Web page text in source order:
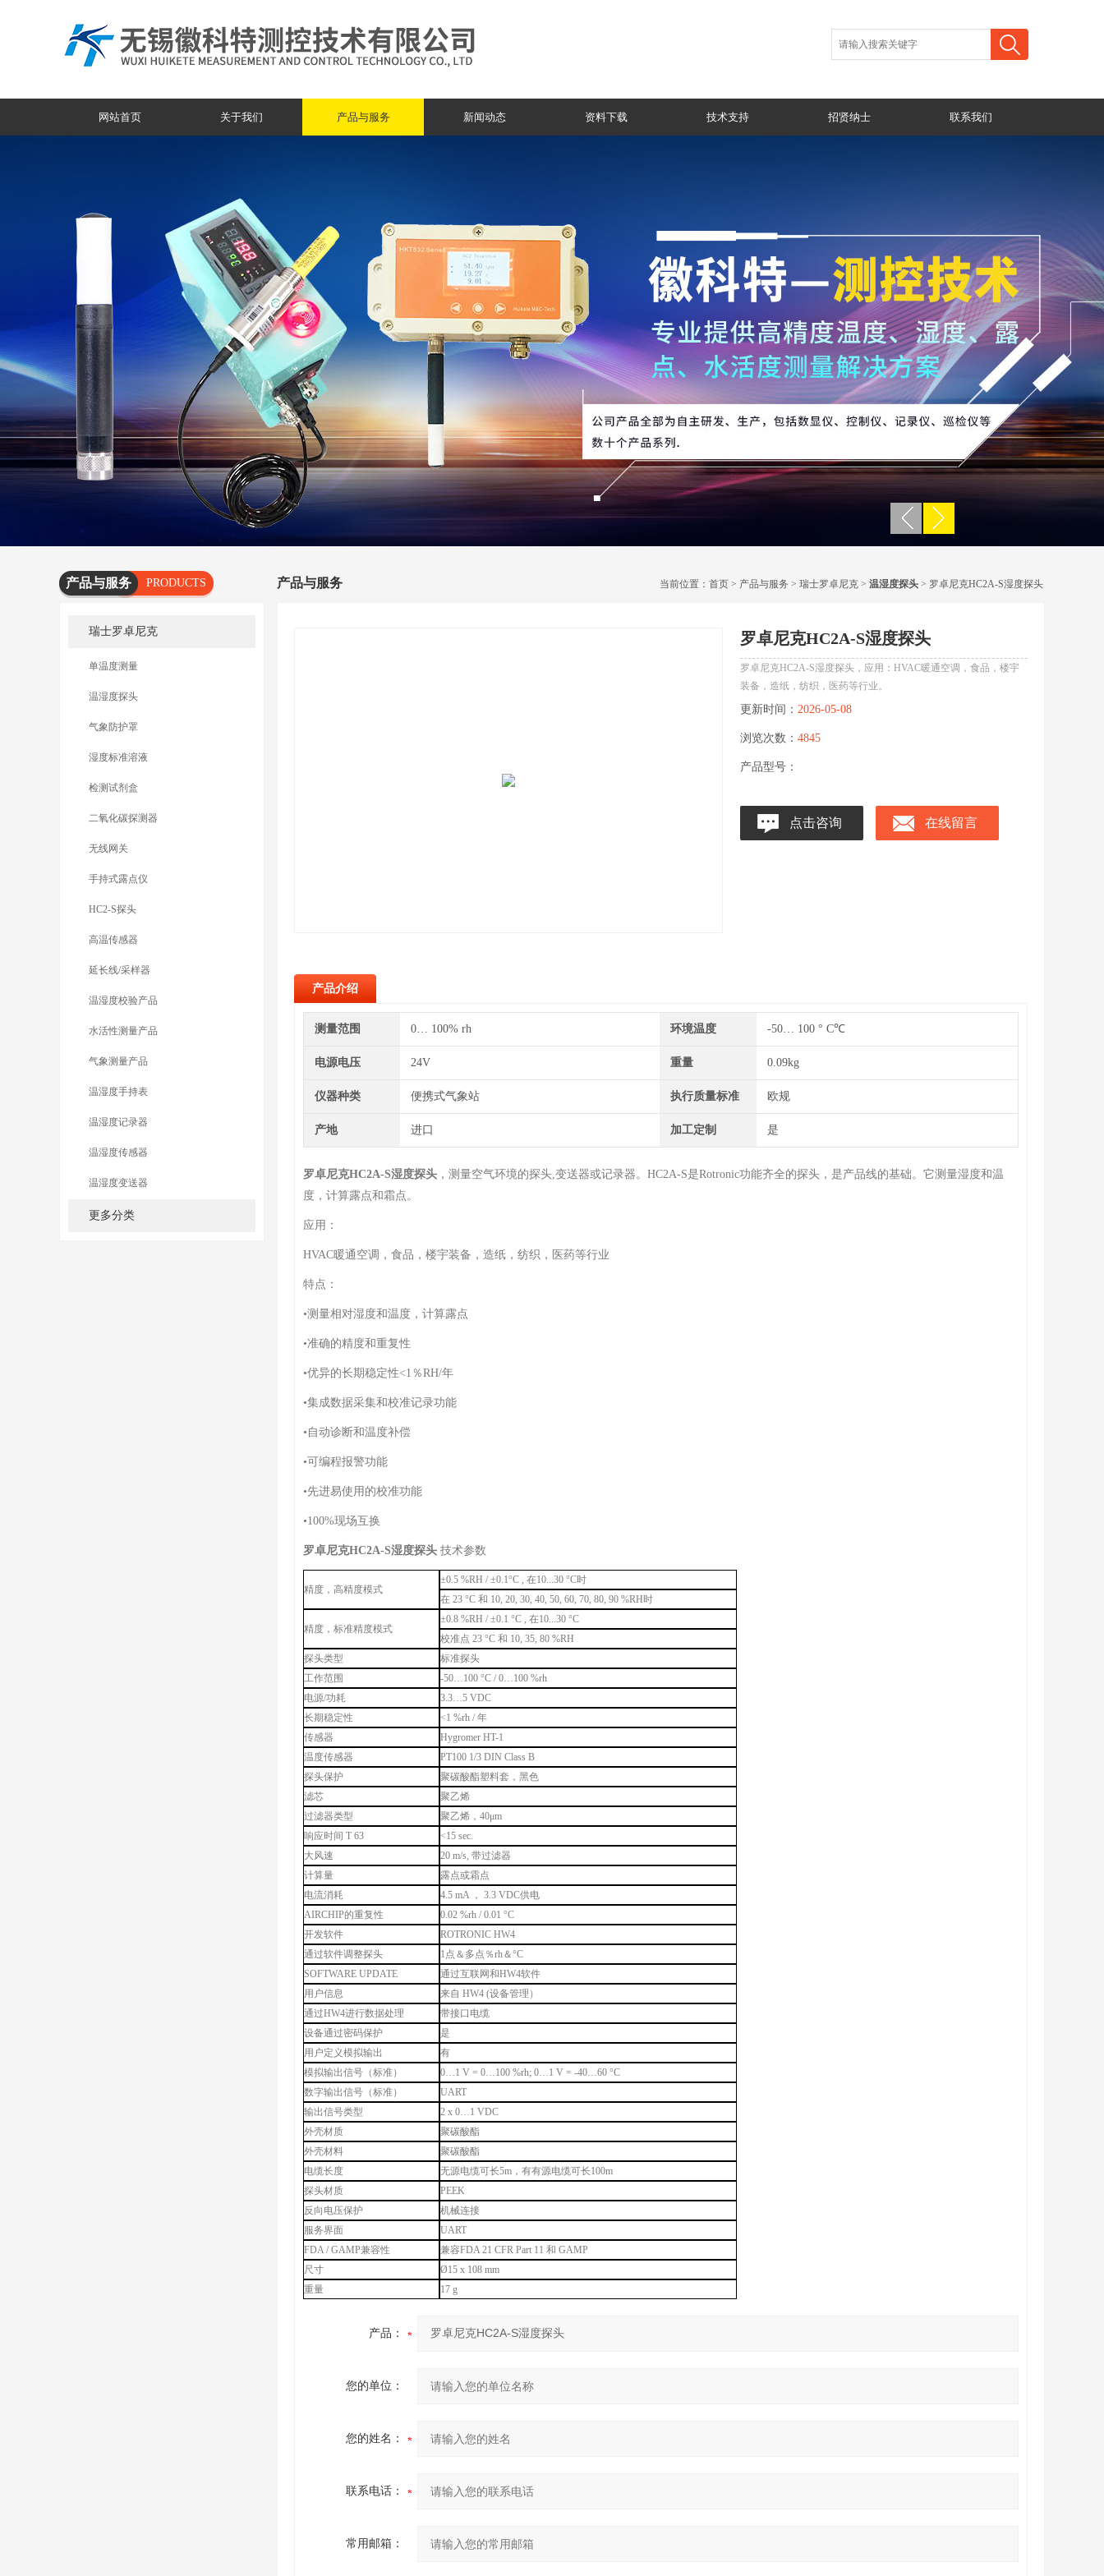
网站首页 关于我们 产品与服务 新闻动态 资料下载 技术支持 招贤纳士 联系我们
产品与服务
PRODUCTS
SERVICES
瑞士罗卓尼克
单温度测量
温湿度探头
气象防护罩
湿度标准溶液
检测试剂盒
二氧化碳探测器
无线网关
手持式露点仪
HC2-S探头
高温传感器
延长线/采样器
温湿度校验产品
水活性测量产品
气象测量产品
温湿度手持表
温湿度记录器
温湿度传感器
温湿度变送器
更多分类
产品与服务 当前位置： 首页 > 产品与服务 > 瑞士罗卓尼克 > 温湿度探头 > 罗卓尼克HC2A-S湿度探头
罗卓尼克HC2A-S湿度探头
罗卓尼克HC2A-S湿度探头，应用：HVAC暖通空调，食品，楼宇
装备，造纸，纺织，医药等行业。
更新时间： 2026-05-08
浏览次数： 4845
产品型号：
点击咨询 在线留言
产品介绍
测量范围 0… 100% rh 环境温度 -50… 100 ° C℃
电源电压 24V 重量 0.09kg
仪器种类 便携式气象站 执行质量标准 欧规
产地 进口 加工定制 是
罗卓尼克HC2A-S湿度探头 ，测量空气环境的探头,变送器或记录器。HC2A-S是Rotronic功能齐全的探头，是产品线的基础。它测量湿度和温
度，计算露点和霜点。
应用：
HVAC暖通空调，食品，楼宇装备，造纸，纺织，医药等行业
特点：
•测量相对湿度和温度，计算露点
•准确的精度和重复性
•优异的长期稳定性<1％RH/年
•集成数据采集和校准记录功能
•自动诊断和温度补偿
•可编程报警功能
•先进易使用的校准功能
•100%现场互换
罗卓尼克HC2A-S湿度探头 技术参数
精度，高精度模式
±0.5 %RH / ±0.1°C , 在10...30 °C时
在 23 °C 和 10, 20, 30, 40, 50, 60, 70, 80, 90 %RH时
精度，标准精度模式
±0.8 %RH / ±0.1 °C , 在10...30 °C
校准点 23 °C 和 10, 35, 80 %RH
探头类型
标准探头
工作范围
-50…100 °C / 0…100 %rh
电源/功耗
3.3…5 VDC
长期稳定性
<1 %rh / 年
传感器
Hygromer HT-1
温度传感器
PT100 1/3 DIN Class B
探头保护
聚碳酸酯塑料套，黑色
滤芯
聚乙烯
过滤器类型
聚乙烯，40μm
响应时间 T 63
<15 sec.
大风速
20 m/s, 带过滤器
计算量
露点或霜点
电流消耗
4.5 mA ， 3.3 VDC供电
AIRCHIP的重复性
0.02 %rh / 0.01 °C
开发软件
ROTRONIC HW4
通过软件调整探头
1点＆多点％rh＆°C
SOFTWARE UPDATE
通过互联网和HW4软件
用户信息
来自 HW4 (设备管理）
通过HW4进行数据处理
带接口电缆
设备通过密码保护
是
用户定义模拟输出
有
模拟输出信号（标准）
0…1 V = 0…100 %rh; 0…1 V = -40…60 °C
数字输出信号（标准）
UART
输出信号类型
2 x 0…1 VDC
外壳材质
聚碳酸酯
外壳材料
聚碳酸酯
电缆长度
无源电缆可长5m，有有源电缆可长100m
探头材质
PEEK
反向电压保护
机械连接
服务界面
UART
FDA / GAMP兼容性
兼容FDA 21 CFR Part 11 和 GAMP
尺寸
Ø15 x 108 mm
重量
17 g
产品：
您的单位：
您的姓名：
联系电话：
常用邮箱：